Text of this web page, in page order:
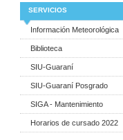
SERVICIOS
Información Meteorológica
Biblioteca
SIU-Guaraní
SIU-Guaraní Posgrado
SIGA - Mantenimiento
Horarios de cursado 2022